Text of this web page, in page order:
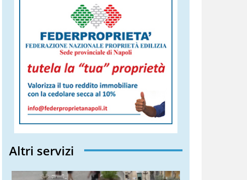
Altri servizi